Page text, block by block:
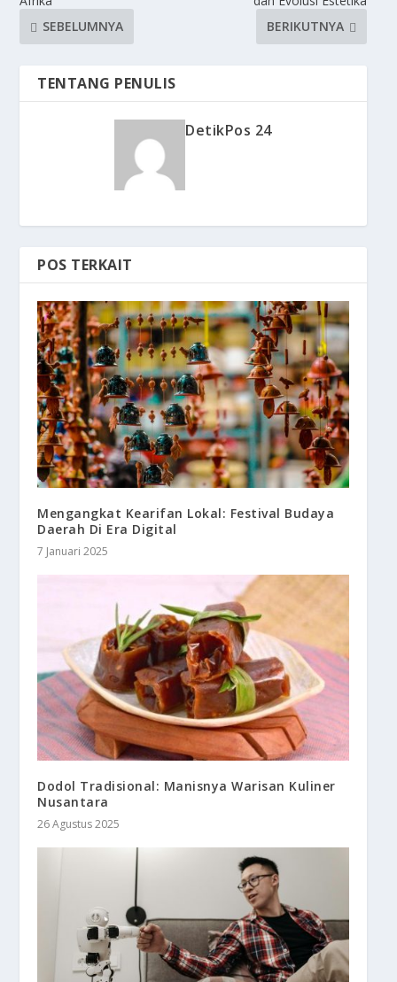
SEBELUMNYA
BERIKUTNYA
TENTANG PENULIS
DetikPos 24
POS TERKAIT
Mengangkat Kearifan Lokal: Festival Budaya
Daerah Di Era Digital
7 Januari 2025
Dodol Tradisional: Manisnya Warisan Kuliner
Nusantara
26 Agustus 2025